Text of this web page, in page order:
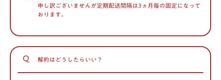
申し訳ございませんが定期配送間隔は3ヵ月毎の固定になって
おります。
Q 解約はどうしたらいい？